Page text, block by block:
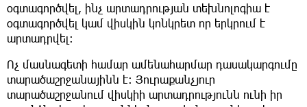
օգտագործվել, ինչ արտադրության տեխնոլոգիա է
օգտագործվել կամ վիսկին կոնկրետ որ երկրում է
արտադրվել:
Ոչ մասնագետի համար ամենահարմար դասակարգումը
տարածաշրջանայինն է: Յուրաքանչյուր
տարածաշրջանում վիսկիի արտադրությունն ունի իր